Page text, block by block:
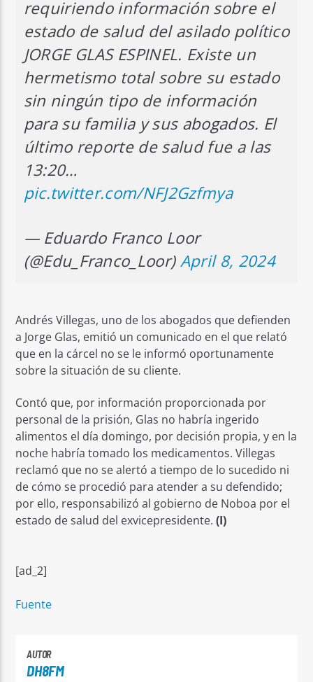
requiriendo información sobre el
estado de salud del asilado político
JORGE GLAS ESPINEL. Existe un
hermetismo total sobre su estado
sin ningún tipo de información
para su familia y sus abogados. El
último reporte de salud fue a las
13:20…
pic.twitter.com/NFJ2Gzfmya
— Eduardo Franco Loor
(@Edu_Franco_Loor)April 8, 2024
Andrés Villegas, uno de los abogados que defienden
a Jorge Glas, emitió un comunicado en el que relató
que en la cárcel no se le informó oportunamente
sobre la situación de su cliente.
Contó que, por información proporcionada por
personal de la prisión, Glas no habría ingerido
alimentos el día domingo, por decisión propia, y en la
noche habría tomado los medicamentos. Villegas
reclamó que no se alertó a tiempo de lo sucedido ni
de cómo se procedió para atender a su defendido;
por ello, responsabilizó al gobierno de Noboa por el
estado de salud del exvicepresidente.(I)
[ad_2]
Fuente
AUTOR
DH8FM